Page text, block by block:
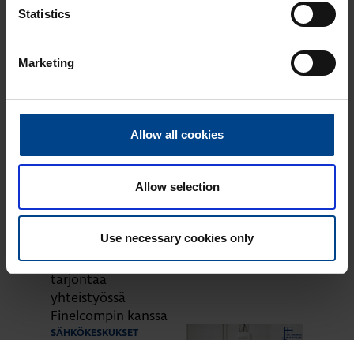
Statistics
Marketing
Allow all cookies
Allow selection
Use necessary cookies only
5.8.2026
Lukuaika: 3 min
Uusi UTUBoX –
moderni piharasia
DATAKESKUSRATKAISUT
SÄHKÖKESKUKSET
Lukuaika: 2 min
UTU laajentaa
keskusratkaisujensa
tarjontaa
yhteistyössä
Finelcompin kanssa
SÄHKÖKESKUKSET